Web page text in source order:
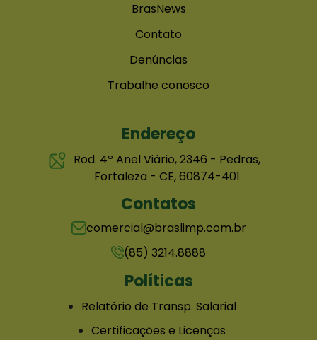
BrasNews
Contato
Denúncias
Trabalhe conosco
Endereço
Rod. 4º Anel Viário, 2346 - Pedras,
Fortaleza - CE, 60874-401
Contatos
comercial@braslimp.com.br
(85) 3214.8888
Políticas
Relatório de Transp. Salarial
Certificações e Licenças